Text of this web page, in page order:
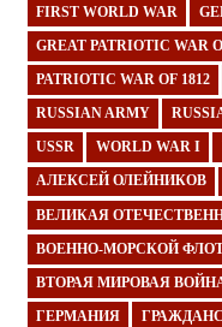
FIRST WORLD WAR
GREAT PATRIOTIC WAR
PATRIOTIC WAR OF 1812
RUSSIAN ARMY
USSR WORLD WAR I
АЛЕКСЕЙ ОЛЕЙНИКОВ
ВЕЛИКАЯ
ВОЕННО-МОРСКОЙ
ВТОРАЯ МИРОВАЯ
ГЕРМАНИЯ